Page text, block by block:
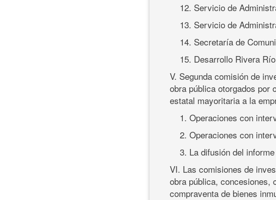
12. Servicio de
13. Servicio de
14. Secretaría de
15. Desarrollo Rivera
V. Segunda comisión de
obra pública otorgados por
estatal mayoritaria a la
1. Operaciones con
2. Operaciones con
3. La difusión del
VI. Las comisiones de
obra pública, concesiones,
compraventa de bienes